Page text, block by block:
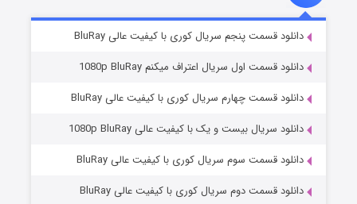
قسمت۲ (زیرنویس) منتشر شد
مردگان متحرک: شهر مرده ۳
دانلود قسمت پنجم سریال کوری با کیفیت عالی BluRay
دانلود قسمت اول سریال اعتراف میکنم 1080p BluRay
دانلود قسمت چهارم سریال کوری با کیفیت عالی BluRay
دانلود سریال بیست و یک با کیفیت عالی 1080p BluRay
دانلود قسمت سوم سریال کوری با کیفیت عالی BluRay
دانلود قسمت دوم سریال کوری با کیفیت عالی BluRay